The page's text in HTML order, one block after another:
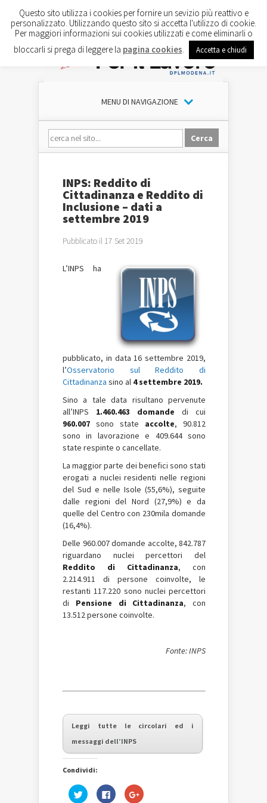
MENU DI NAVIGAZIONE
INPS: Reddito di
Cittadinanza e Reddito di
Inclusione – dati a
settembre 2019
Pubblicato il 17 Set 2019
L’INPS ha
pubblicato, in data 16 settembre 2019,
l’Osservatorio sul Reddito di
Cittadinanza sino al 4 settembre 2019.
Sino a tale data risultano pervenute
all’INPS 1.460.463 domande di cui
960.007 sono state accolte, 90.812
sono in lavorazione e 409.644 sono
state respinte o cancellate.
La maggior parte dei benefici sono stati
erogati a nuclei residenti nelle regioni
del Sud e nelle Isole (55,6%), seguite
dalle regioni del Nord (27,9%) e da
quelle del Centro con 230mila domande
(16,4%).
Delle 960.007 domande accolte, 842.787
riguardano nuclei percettori del
Reddito di Cittadinanza, con
2.214.911 di persone coinvolte, le
restanti 117.220 sono nuclei percettori
di Pensione di Cittadinanza, con
13.512 persone coinvolte.
Fonte: INPS
Leggi tutte le circolari ed i
messaggi dell’INPS
Condividi:
Fai
clic
Fai
clic
Fai
clic
Questo sito utilizza i cookies per fornire un sevizio più reattivo e
personalizzato. Utilizzando questo sito si accetta l'utilizzo di cookie.
Per maggiori informazioni sui cookies utilizzati e come eliminarli o
bloccarli si prega di leggere la pagina cookies Accetta e chiudi